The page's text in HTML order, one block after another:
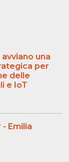
una
per
delle
e IoT
Emilia